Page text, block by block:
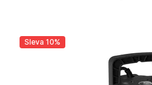
Sleva 10%